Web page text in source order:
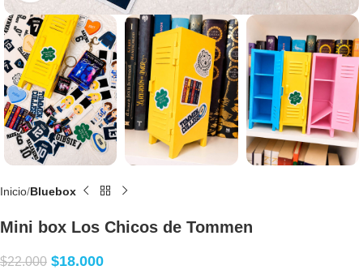
Inicio Bluebox
Mini box Los Chicos de Tommen
$22.000 $18.000